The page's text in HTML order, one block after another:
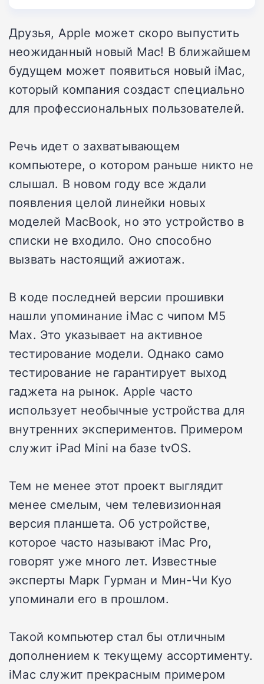
Друзья, Apple может скоро выпустить
неожиданный новый Mac! В ближайшем
будущем может появиться новый iMac,
который компания создаст специально
для профессиональных пользователей.
Речь идет о захватывающем
компьютере, о котором раньше никто не
слышал. В новом году все ждали
появления целой линейки новых
моделей MacBook, но это устройство в
списки не входило. Оно способно
вызвать настоящий ажиотаж.
В коде последней версии прошивки
нашли упоминание iMac с чипом M5
Max. Это указывает на активное
тестирование модели. Однако само
тестирование не гарантирует выход
гаджета на рынок. Apple часто
использует необычные устройства для
внутренних экспериментов. Примером
служит iPad Mini на базе tvOS.
Тем не менее этот проект выглядит
менее смелым, чем телевизионная
версия планшета. Об устройстве,
которое часто называют iMac Pro,
говорят уже много лет. Известные
эксперты Марк Гурман и Мин-Чи Куо
упоминали его в прошлом.
Такой компьютер стал бы отличным
дополнением к текущему ассортименту.
iMac служит прекрасным примером